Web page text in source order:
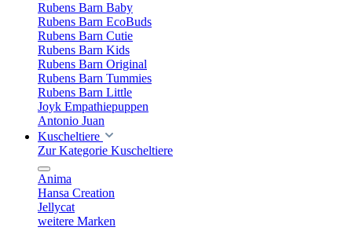
Rubens Barn Baby
Rubens Barn EcoBuds
Rubens Barn Cutie
Rubens Barn Kids
Rubens Barn Original
Rubens Barn Tummies
Rubens Barn Little
Joyk Empathiepuppen
Antonio Juan
Kuscheltiere
Zur Kategorie Kuscheltiere
Anima
Hansa Creation
Jellycat
weitere Marken